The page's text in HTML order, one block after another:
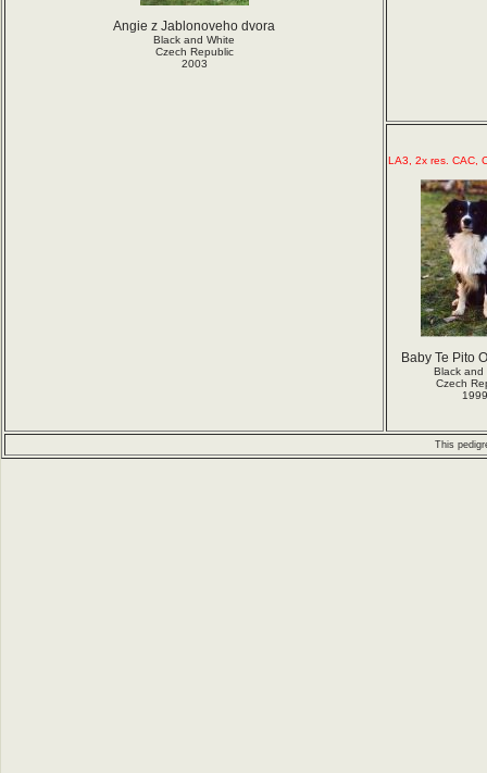
Angie z Jablonoveho dvora
Black and White
Czech Republic
2003
LA3, 2x res. CAC,
Baby Te Pito
Black and
Czech
1999
This